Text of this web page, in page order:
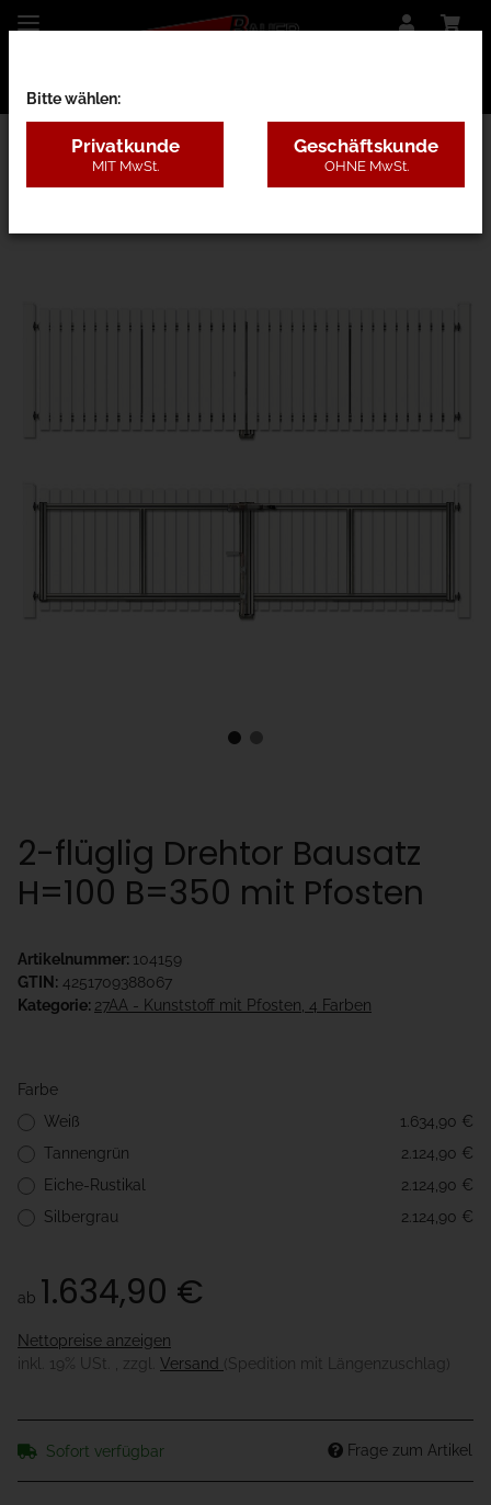
27AA - Kunststoff mit Pfosten, 4 Farben
2-flüglig Drehtor Bausatz
H=100 B=350 mit Pfosten
Artikelnummer: 104159
GTIN: 4251709388067
Kategorie: 27AA - Kunststoff mit Pfosten, 4 Farben
Farbe
Weiß
1.634,90 €
Tannengrün
2.124,90 €
Eiche-Rustikal
2.124,90 €
Silbergrau
2.124,90 €
ab 1.634,90 €
Nettopreise anzeigen
inkl. 19% USt. , zzgl. Versand (Spedition mit Längenzuschlag)
Sofort verfügbar Frage zum Artikel
Bitte wählen:
Privatkunde
MIT MwSt.
Geschäftskunde
OHNE MwSt.